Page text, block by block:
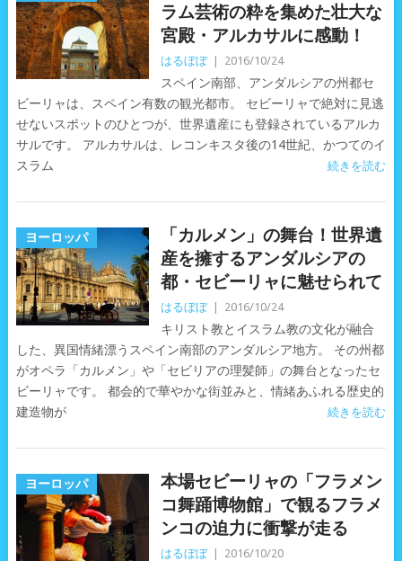
ラム芸術の粋を集めた壮大な
宮殿・アルカサルに感動！
はるぼぼ 2016/10/24
スペイン南部、アンダルシアの州都セ
ビーリャは、スペイン有数の観光都市。 セビーリャで絶対に見逃
せないスポットのひとつが、世界遺産にも登録されているアルカ
サルです。 アルカサルは、レコンキスタ後の14世紀、かつてのイ
スラム
続きを読む
ヨーロッパ
「カルメン」の舞台！世界遺
産を擁するアンダルシアの
都・セビーリャに魅せられて
はるぼぼ 2016/10/24
キリスト教とイスラム教の文化が融合
した、異国情緒漂うスペイン南部のアンダルシア地方。 その州都
がオペラ「カルメン」や「セビリアの理髪師」の舞台となったセ
ビーリャです。 都会的で華やかな街並みと、情緒あふれる歴史的
建造物が
続きを読む
ヨーロッパ
本場セビーリャの「フラメン
コ舞踊博物館」で観るフラメ
ンコの迫力に衝撃が走る
はるぼぼ 2016/10/20